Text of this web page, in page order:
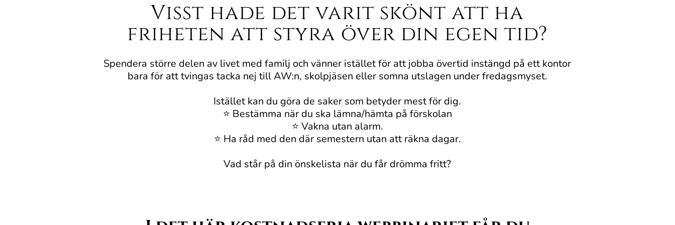
Visst hade det varit skönt att ha
friheten att styra över din egen tid?
Spendera större delen av livet med familj och vänner istället för att jobba övertid instängd på ett kontor
bara för att tvingas tacka nej till AW:n, skolpjäsen eller somna utslagen under fredagsmyset.
Istället kan du göra de saker som betyder mest för dig.
⭐️ Bestämma när du ska lämna/hämta på förskolan
⭐️ Vakna utan alarm.
⭐️ Ha råd med den där semestern utan att räkna dagar.
Vad står på din önskelista när du får drömma fritt?